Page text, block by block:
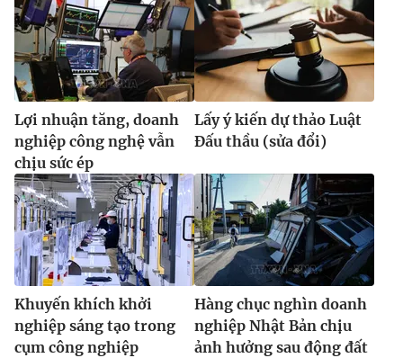
Lợi nhuận tăng, doanh
nghiệp công nghệ vẫn
chịu sức ép
Lấy ý kiến dự thảo Luật
Đấu thầu (sửa đổi)
Khuyến khích khởi
nghiệp sáng tạo trong
cụm công nghiệp
Hàng chục nghìn doanh
nghiệp Nhật Bản chịu
ảnh hưởng sau động đất